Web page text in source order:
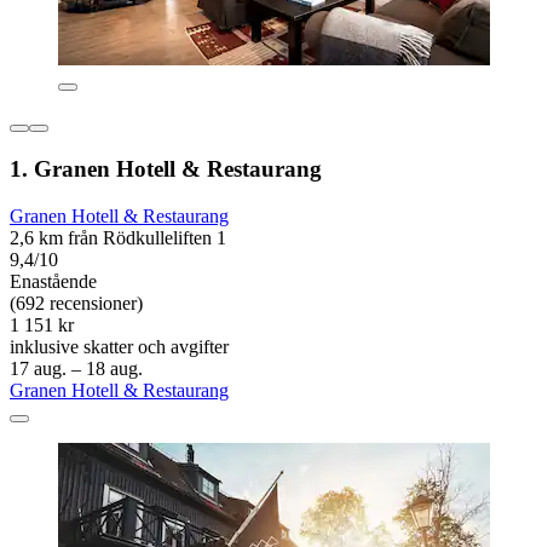
1. Granen Hotell & Restaurang
Granen Hotell & Restaurang
2,6 km från Rödkulleliften 1
9,4/10
Enastående
(692 recensioner)
1 151 kr
inklusive skatter och avgifter
17 aug. – 18 aug.
Granen Hotell & Restaurang